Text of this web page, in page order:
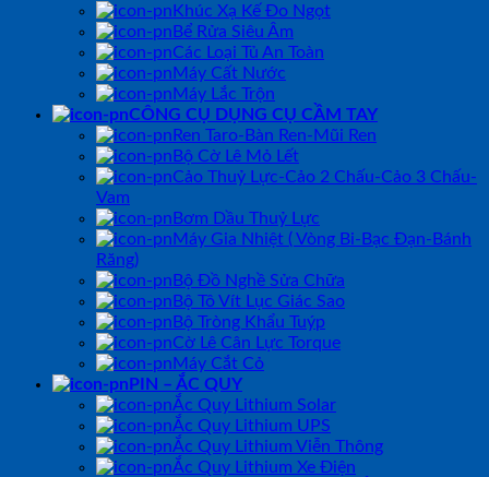
Khúc Xạ Kế Đo Ngọt
Bể Rửa Siêu Âm
Các Loại Tủ An Toàn
Máy Cất Nước
Máy Lắc Trộn
CÔNG CỤ DỤNG CỤ CẦM TAY
Ren Taro-Bàn Ren-Mũi Ren
Bộ Cờ Lê Mỏ Lết
Cảo Thuỷ Lực-Cảo 2 Chấu-Cảo 3 Chấu-
Vam
Bơm Dầu Thuỷ Lực
Máy Gia Nhiệt ( Vòng Bi-Bạc Đạn-Bánh
Răng)
Bộ Đồ Nghề Sửa Chữa
Bộ Tô Vít Lục Giác Sao
Bộ Tròng Khẩu Tuýp
Cờ Lê Cân Lực Torque
Máy Cắt Cỏ
PIN – ẮC QUY
Ắc Quy Lithium Solar
Ắc Quy Lithium UPS
Ắc Quy Lithium Viễn Thông
Ắc Quy Lithium Xe Điện